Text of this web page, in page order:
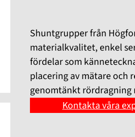
Shuntgrupper från
materialkvalitet, enkel
fördelar som
placering av mätare och
genomtänkt
Kontakta våra